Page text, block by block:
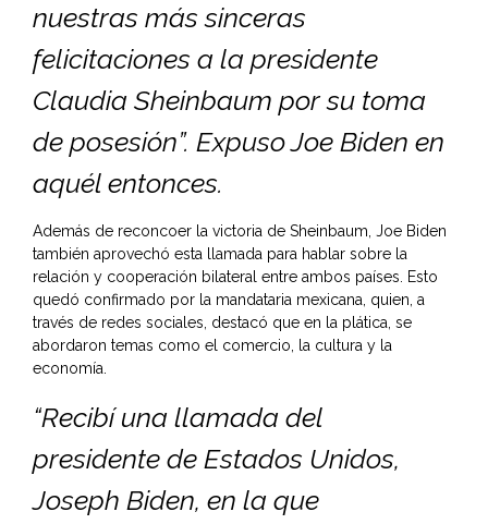
nuestras más sinceras
felicitaciones a la presidente
Claudia Sheinbaum por su toma
de posesión”. Expuso Joe Biden en
aquél entonces.
Además de reconcoer la victoria de Sheinbaum, Joe Biden
también aprovechó esta llamada para hablar sobre la
relación y cooperación bilateral entre ambos países. Esto
quedó confirmado por la mandataria mexicana, quien, a
través de redes sociales, destacó que en la plática, se
abordaron temas como el comercio, la cultura y la
economía.
“Recibí una llamada del
presidente de Estados Unidos,
Joseph Biden, en la que